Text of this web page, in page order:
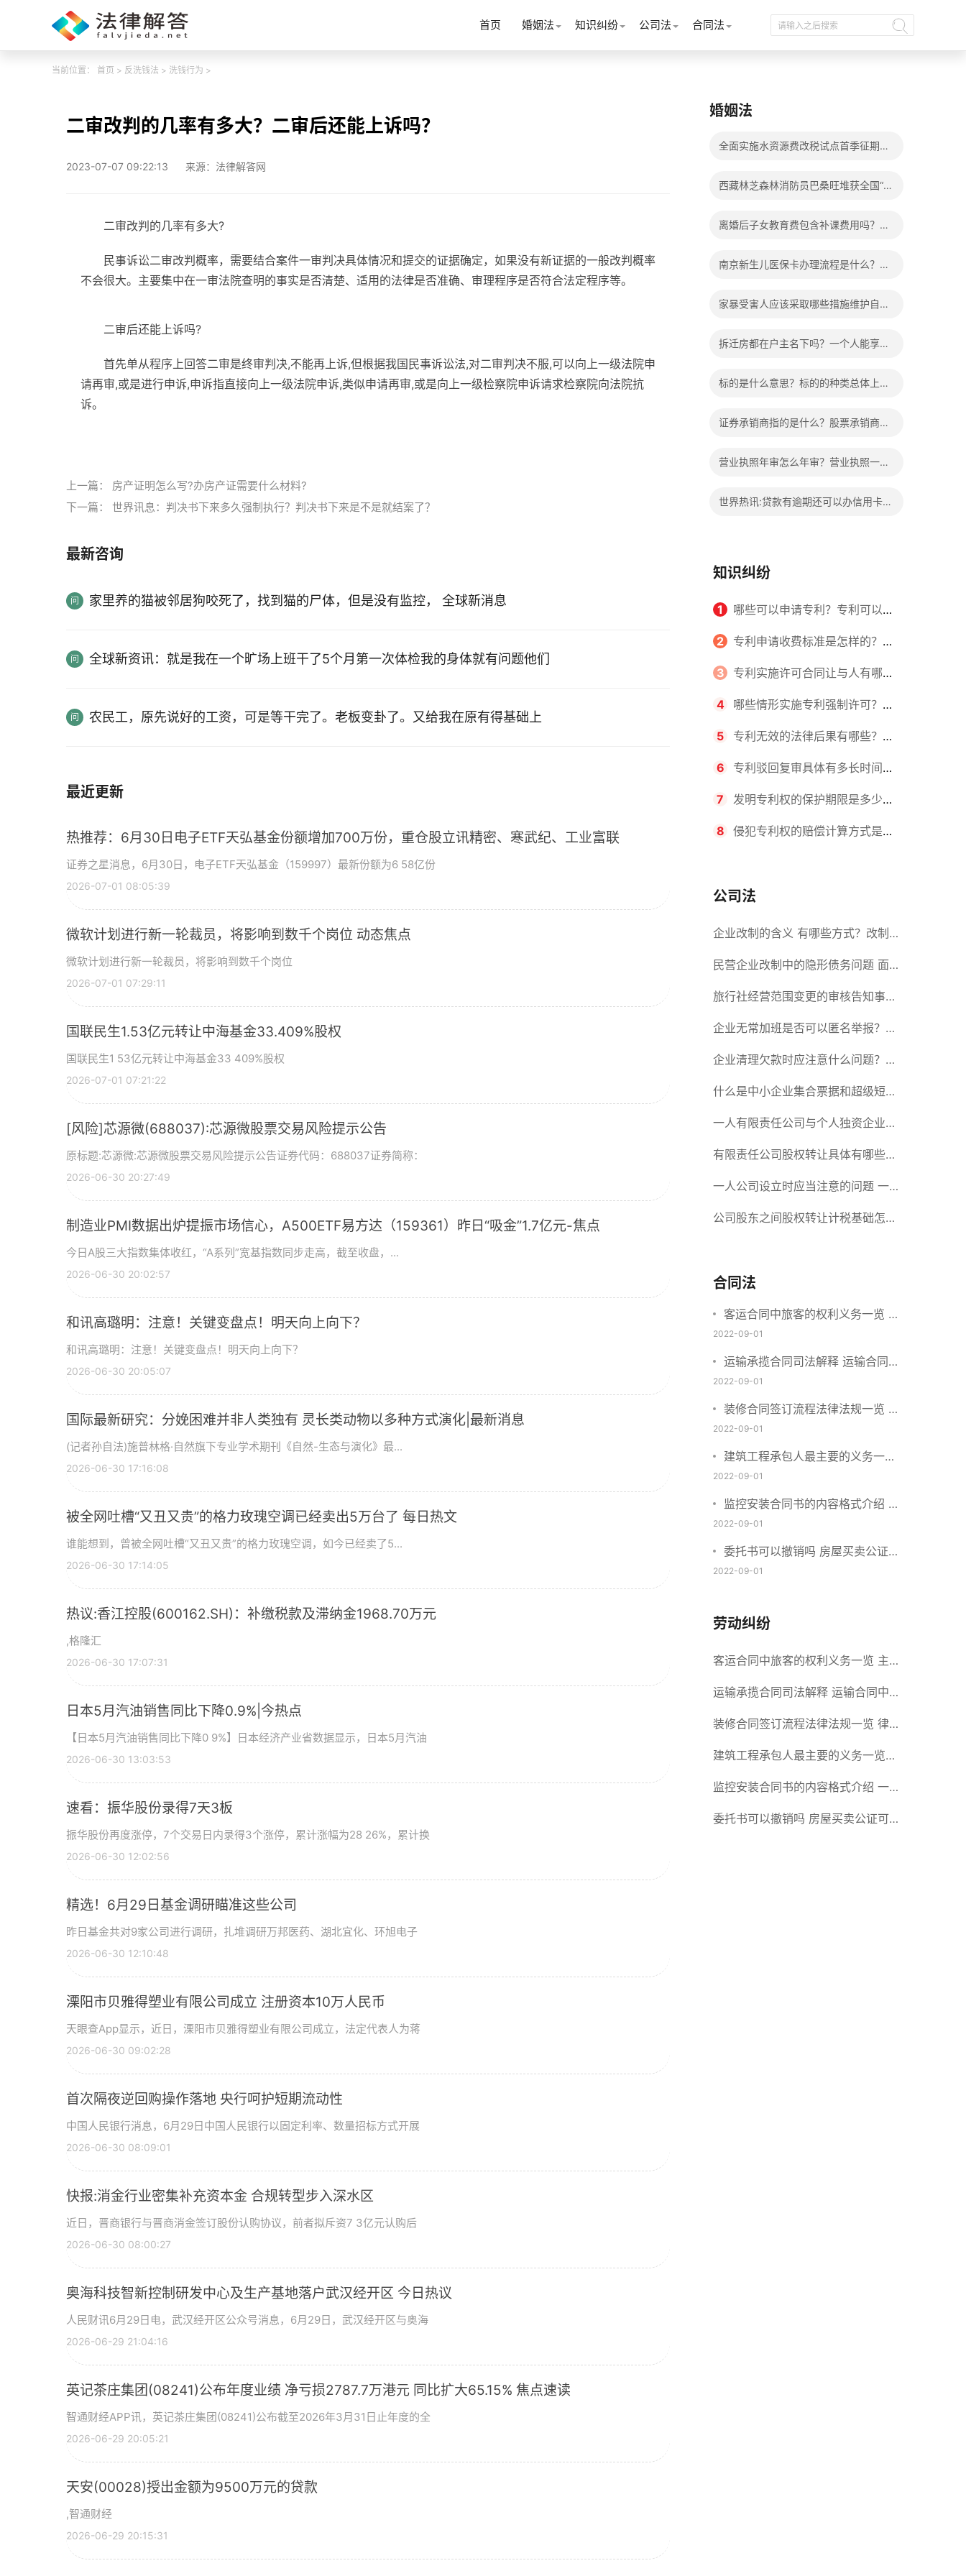
首页 婚姻法 知识纠纷 公司法 合同法
当前位置： 首页 > 反洗钱法 > 洗钱行为 >
二审改判的几率有多大？二审后还能上诉吗？
2023-07-07 09:22:13 来源：法律解答网
二审改判的几率有多大?
民事诉讼二审改判概率，需要结合案件一审判决具体情况和提交的证据确定，如果没有新证据的一般改判概率
不会很大。主要集中在一审法院查明的事实是否清楚、适用的法律是否准确、审理程序是否符合法定程序等。
二审后还能上诉吗?
首先单从程序上回答二审是终审判决,不能再上诉,但根据我国民事诉讼法,对二审判决不服,可以向上一级法院申
请再审,或是进行申诉,申诉指直接向上一级法院申诉,类似申请再审,或是向上一级检察院申诉请求检察院向法院抗
诉。
上一篇： 房产证明怎么写?办房产证需要什么材料?
下一篇： 世界讯息：判决书下来多久强制执行？判决书下来是不是就结案了？
最新咨询
家里养的猫被邻居狗咬死了，找到猫的尸体，但是没有监控， 全球新消息
全球新资讯：就是我在一个旷场上班干了5个月第一次体检我的身体就有问题他们
农民工，原先说好的工资，可是等干完了。老板变卦了。又给我在原有得基础上
最近更新
热推荐：6月30日电子ETF天弘基金份额增加700万份，重仓股立讯精密、寒武纪、工业富联
证券之星消息，6月30日，电子ETF天弘基金（159997）最新份额为6 58亿份
2026-07-01 08:05:39
微软计划进行新一轮裁员，将影响到数千个岗位 动态焦点
微软计划进行新一轮裁员，将影响到数千个岗位
2026-07-01 07:29:11
国联民生1.53亿元转让中海基金33.409%股权
国联民生1 53亿元转让中海基金33 409%股权
2026-07-01 07:21:22
[风险]芯源微(688037):芯源微股票交易风险提示公告
原标题:芯源微:芯源微股票交易风险提示公告证券代码：688037证券简称：
2026-06-30 20:27:49
制造业PMI数据出炉提振市场信心，A500ETF易方达（159361）昨日“吸金”1.7亿元-焦点
今日A股三大指数集体收红，“A系列”宽基指数同步走高，截至收盘，...
2026-06-30 20:02:57
和讯高璐明：注意！关键变盘点！明天向上向下？
和讯高璐明：注意！关键变盘点！明天向上向下？
2026-06-30 20:05:07
国际最新研究：分娩困难并非人类独有 灵长类动物以多种方式演化|最新消息
(记者孙自法)施普林格·自然旗下专业学术期刊《自然-生态与演化》最...
2026-06-30 17:16:08
被全网吐槽“又丑又贵”的格力玫瑰空调已经卖出5万台了 每日热文
谁能想到，曾被全网吐槽“又丑又贵”的格力玫瑰空调，如今已经卖了5...
2026-06-30 17:14:05
热议:香江控股(600162.SH)：补缴税款及滞纳金1968.70万元
,格隆汇
2026-06-30 17:07:31
日本5月汽油销售同比下降0.9%|今热点
【日本5月汽油销售同比下降0 9%】日本经济产业省数据显示，日本5月汽油
2026-06-30 13:03:53
速看：振华股份录得7天3板
振华股份再度涨停，7个交易日内录得3个涨停，累计涨幅为28 26%，累计换
2026-06-30 12:02:56
精选！6月29日基金调研瞄准这些公司
昨日基金共对9家公司进行调研，扎堆调研万邦医药、湖北宜化、环旭电子
2026-06-30 12:10:48
溧阳市贝雅得塑业有限公司成立 注册资本10万人民币
天眼查App显示，近日，溧阳市贝雅得塑业有限公司成立，法定代表人为蒋
2026-06-30 09:02:28
首次隔夜逆回购操作落地 央行呵护短期流动性
中国人民银行消息，6月29日中国人民银行以固定利率、数量招标方式开展
2026-06-30 08:09:01
快报:消金行业密集补充资本金 合规转型步入深水区
近日，晋商银行与晋商消金签订股份认购协议，前者拟斥资7 3亿元认购后
2026-06-30 08:00:27
奥海科技智新控制研发中心及生产基地落户武汉经开区 今日热议
人民财讯6月29日电，武汉经开区公众号消息，6月29日，武汉经开区与奥海
2026-06-29 21:04:16
英记茶庄集团(08241)公布年度业绩 净亏损2787.7万港元 同比扩大65.15% 焦点速读
智通财经APP讯，英记茶庄集团(08241)公布截至2026年3月31日止年度的全
2026-06-29 20:05:21
天安(00028)授出金额为9500万元的贷款
,智通财经
2026-06-29 20:15:31
婚姻法
全面实施水资源费改税试点首季征期整
西藏林芝森林消防员巴桑旺堆获全国“火
离婚后子女教育费包含补课费用吗？离
南京新生儿医保卡办理流程是什么？办
家暴受害人应该采取哪些措施维护自己
拆迁房都在户主名下吗？一个人能享受
标的是什么意思？标的的种类总体上包
证券承销商指的是什么？股票承销商职
营业执照年审怎么年审？营业执照一般
世界热讯:贷款有逾期还可以办信用卡
知识纠纷
1 哪些可以申请专利？专利可以同
时多个人一起申请吗？
2 专利申请收费标准是怎样的？申
请不同类型的专利所需要的钱不同
3 专利实施许可合同让与人有哪些
主要义务？专利实施许可合同与专利
许可合同有什么区别？
4 哪些情形实施专利强制许可？专
利强制许可的前提条件是什么？
5 专利无效的法律后果有哪些？专
利的无效情形有哪些？
6 专利驳回复审具体有多长时间？
哪些情况下专利申请可能被驳回？
7 发明专利权的保护期限是多少
年？非专利发明人是否有专利申请
8 侵犯专利权的赔偿计算方式是什
间？
公司法
企业改制的含义 有哪些方式？改制
后国企员工属于什么性质？
民营企业改制中的隐形债务问题 面
对隐形债务问题应该如何解决？
旅行社经营范围变更的审核告知事项
旅游业的发展现状和趋势
企业无常加班是否可以匿名举报？强
制加班公司没有加班费怎么办？
企业清理欠款时应注意什么问题？企
业短期借款需要注意哪些事项？
什么是中小企业集合票据和超级短期
融资券？一起来了解一下吧！
一人有限责任公司与个人独资企业的
区别 这些知识你都知道吗？
有限责任公司股权转让具体有哪些形
式？来了解下这五种形式
一人公司设立时应当注意的问题 一
人公司的特征
公司股东之间股权转让计税基础怎么
合什么要件？
合同法
客运合同中旅客的权利义务一览 主
要包括这些内容
2022-09-01
运输承揽合同司法解释 运输合同中
承运人的义务有哪些
2022-09-01
装修合同签订流程法律法规一览 律
师解答
2022-09-01
建筑工程承包人最主要的义务一览
承包合同内容介绍
2022-09-01
监控安装合同书的内容格式介绍 一
般包括这些条款
2022-09-01
委托书可以撤销吗 房屋买卖公证可
否撤销
2022-09-01
劳动纠纷
客运合同中旅客的权利义务一览 主
要包括这些内容
运输承揽合同司法解释 运输合同中
承运人的义务有哪些
装修合同签订流程法律法规一览 律
师解答
建筑工程承包人最主要的义务一览
承包合同内容介绍
监控安装合同书的内容格式介绍 一
般包括这些条款
委托书可以撤销吗 房屋买卖公证可